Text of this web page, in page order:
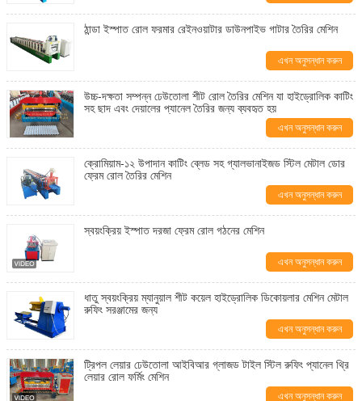
ঠান্ডা ইস্পাত রোল ফরমার রেইনওয়াটার ডাউনপাইভ গাটার তৈরির মেশিন
এখন অনুসন্ধান করুন
উচ্চ-দক্ষতা সম্পন্ন ঢেউতোলা শীট রোল তৈরির মেশিন যা হাইড্রোলিক কাটিং
সহ ছাদ এবং দেয়ালের প্যানেল তৈরির জন্য ব্যবহৃত হয়
এখন অনুসন্ধান করুন
ক্রোমিয়াম-১২ উপাদান কাটিং ব্লেড সহ গ্যালভানাইজড স্টিল মেটাল ডোর
ফ্রেম রোল তৈরির মেশিন
এখন অনুসন্ধান করুন
স্বয়ংক্রিয় ইস্পাত দরজা ফ্রেম রোল গঠনের মেশিন
এখন অনুসন্ধান করুন
ধাতু স্বয়ংক্রিয় ম্যানুয়াল শীট কয়েল হাইড্রোলিক ডিকোয়লার মেশিন মেটাল
রুফিং সরঞ্জামের জন্য
এখন অনুসন্ধান করুন
ট্রিপল লেয়ার ঢেউতোলা আইবিআর গ্লাজড টাইল স্টিল রুফিং প্যানেল থ্রি
লেয়ার রোল ফর্মিং মেশিন
এখন অনুসন্ধান করুন